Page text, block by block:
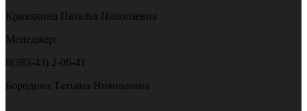
Кривякина Наталья Николаевна
Менеджер:
8(383-43) 2-06-41
Бородина Татьяна Николаевна